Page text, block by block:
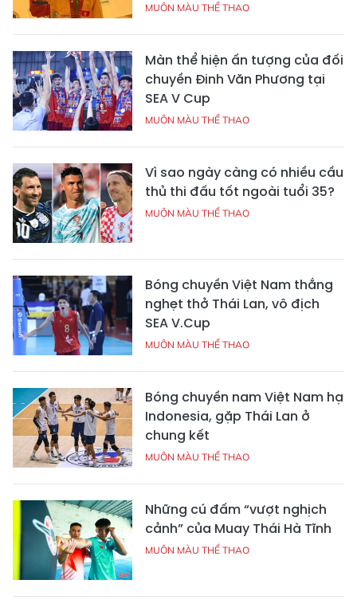
MUÔN MÀU THỂ THAO
Màn thể hiện ấn tượng của đối
chuyền Đinh Văn Phương tại
SEA V Cup
MUÔN MÀU THỂ THAO
Vì sao ngày càng có nhiều cầu
thủ thi đấu tốt ngoài tuổi 35?
MUÔN MÀU THỂ THAO
Bóng chuyền Việt Nam thắng
nghẹt thở Thái Lan, vô địch
SEA V.Cup
MUÔN MÀU THỂ THAO
Bóng chuyền nam Việt Nam hạ
Indonesia, gặp Thái Lan ở
chung kết
MUÔN MÀU THỂ THAO
Những cú đấm “vượt nghịch
cảnh” của Muay Thái Hà Tĩnh
MUÔN MÀU THỂ THAO